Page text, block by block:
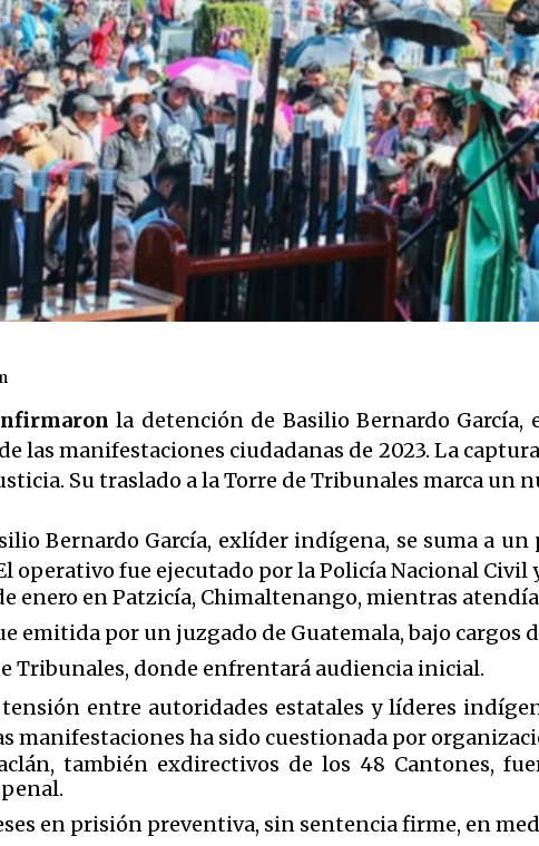
la detención de Basilio Bernardo García,
las manifestaciones ciudadanas de 2023. La
Su traslado a la Torre de Tribunales marca un
Bernardo García, exlíder indígena, se suma a
operativo fue ejecutado por la Policía Nacional
enero en Patzicía, Chimaltenango, mientras
emitida por un juzgado de Guatemala, bajo cargos
Tribunales, donde enfrentará audiencia inicial.
entre autoridades estatales y líderes
manifestaciones ha sido cuestionada por
también exdirectivos de los 48 Cantones,
en prisión preventiva, sin sentencia firme, en